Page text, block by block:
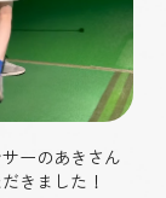
ーのあきさん
きました！